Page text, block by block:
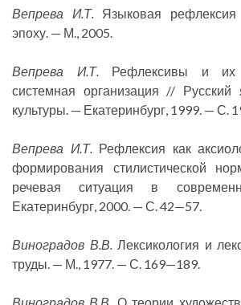
Вепрева И.Т. Языковая рефлексия
эпоху. — М., 2005.
Вепрева И.Т. Рефлексивы и их
системная организация // Русский
культуры. — Екатеринбург, 1999. — С.
Вепрева И.Т. Рефлексия как
формирования стилистической
речевая ситуация в
Екатеринбург, 2000. — С. 42—57.
Виноградов В.В. Лексикология и
труды. — М., 1977. — С. 169—189.
Виноградов В.В. О теории